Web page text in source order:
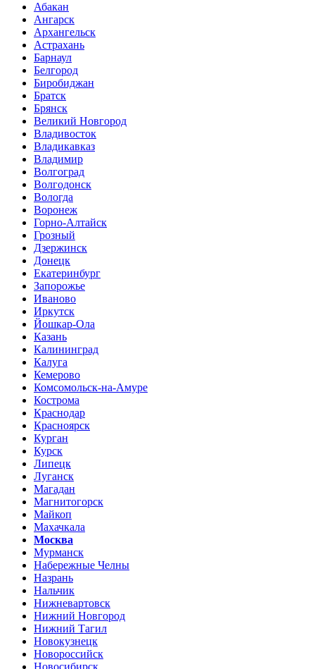
Абакан
Ангарск
Архангельск
Астрахань
Барнаул
Белгород
Биробиджан
Братск
Брянск
Великий Новгород
Владивосток
Владикавказ
Владимир
Волгоград
Волгодонск
Вологда
Воронеж
Горно-Алтайск
Грозный
Дзержинск
Донецк
Екатеринбург
Запорожье
Иваново
Иркутск
Йошкар-Ола
Казань
Калининград
Калуга
Кемерово
Комсомольск-на-Амуре
Кострома
Краснодар
Красноярск
Курган
Курск
Липецк
Луганск
Магадан
Магнитогорск
Майкоп
Махачкала
Москва
Мурманск
Набережные Челны
Назрань
Нальчик
Нижневартовск
Нижний Новгород
Нижний Тагил
Новокузнецк
Новороссийск